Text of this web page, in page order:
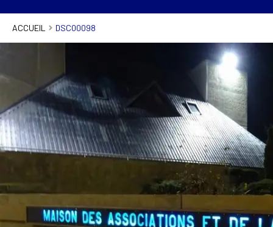
ACCUEIL DSC00098